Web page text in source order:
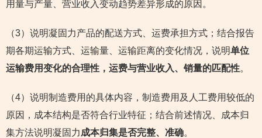
用量与产量、营业收入变动趋势差异形成的原因。
（3）说明凝固力产品的配送方式、运费承担方式；结合报告
期各期运输方式、运输量、运输距离的变化情况，说明单位
运输费用变化的合理性，运费与营业收入、销量的匹配性。
（4）说明制造费用的具体内容，制造费用及人工费用较低的
原因，成本结构是否符合行业特征；结合前述情况、成本归
集方法说明凝固力成本归集是否完整、准确。